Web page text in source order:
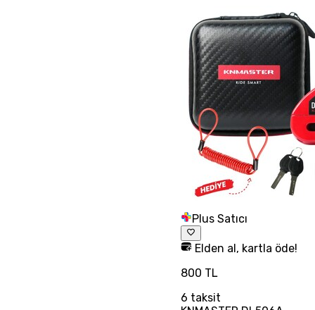
Plus Satıcı
Elden al, kartla öde!
800 TL
6 taksit